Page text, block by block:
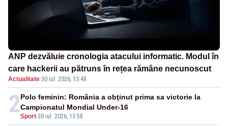
ANP dezvăluie cronologia atacului informatic. Modul în
care hackerii au pătruns în rețea rămâne necunoscut
Actualitate·30 iul. 2026, 13:48
2Sport-30 iul. 2026, 13:58
Polo feminin: România a obţinut prima sa victorie la
Campionatul Mondial Under-16